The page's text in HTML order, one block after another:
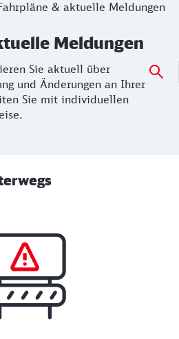
Meldungen
& aktuelle Meldungen
Meldungen
Sie aktuell über
und Änderungen an Ihrer
Sie mit individuellen